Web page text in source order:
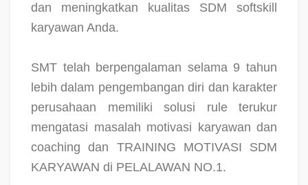
dan meningkatkan kualitas SDM softskill
karyawan Anda.
SMT telah berpengalaman selama 9 tahun
lebih dalam pengembangan diri dan karakter
perusahaan memiliki solusi rule terukur
mengatasi masalah motivasi karyawan dan
coaching dan TRAINING MOTIVASI SDM
KARYAWAN di PELALAWAN NO.1.